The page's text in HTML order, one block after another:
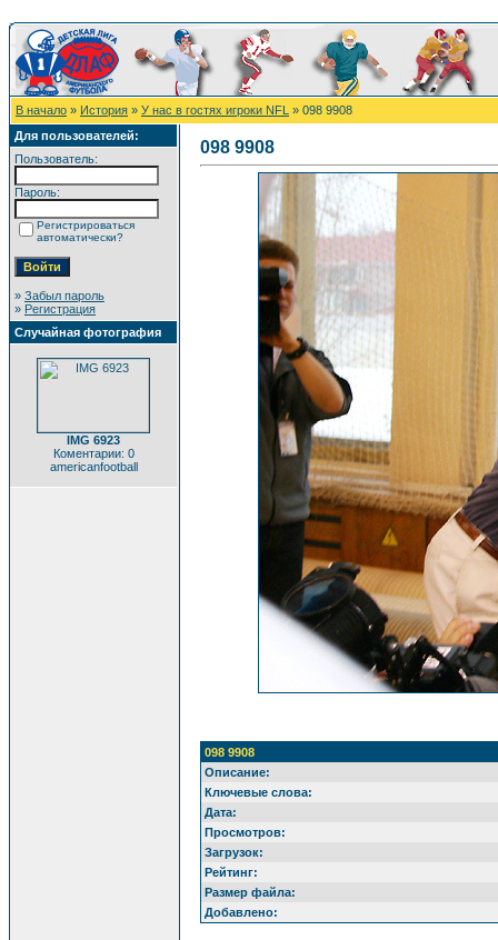
В начало » История » У нас в гостях игроки NFL » 098 9908
Для пользователей:
Пользователь:
Пароль:
Регистрироваться
автоматически?
» Забыл пароль
» Регистрация
Случайная фотография
IMG 6923
Коментарии: 0
americanfootball
098 9908
098 9908
Описание:
Ключевые слова:
Дата:
Просмотров:
Загрузок:
Рейтинг:
Размер файла:
Добавлено: